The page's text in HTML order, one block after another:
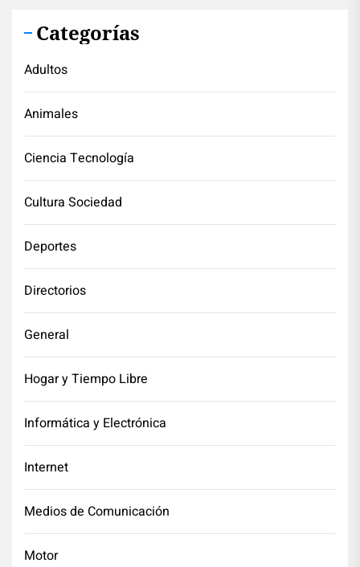
Categorías
Adultos
Animales
Ciencia Tecnología
Cultura Sociedad
Deportes
Directorios
General
Hogar y Tiempo Libre
Informática y Electrónica
Internet
Medios de Comunicación
Motor